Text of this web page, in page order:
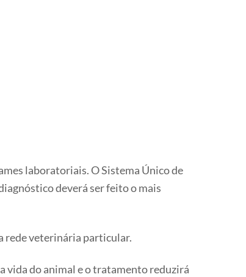
laboratoriais. O Sistema Único de
deverá ser feito o mais
rede veterinária particular.
vida do animal e o tratamento reduzirá